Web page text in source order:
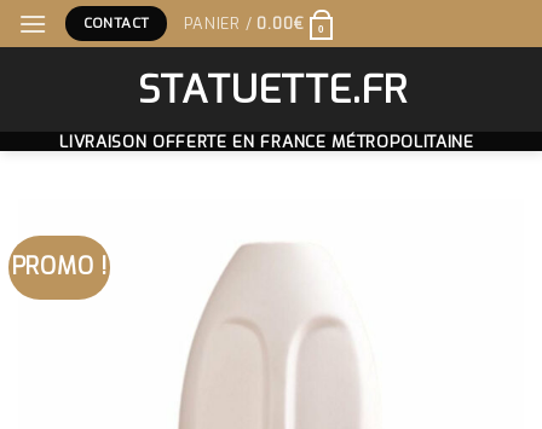
Skip
to
CONTACT PANIER / 0.00€ 0
STATUETTE.FR
LIVRAISON OFFERTE EN FRANCE MÉTROPOLITAINE
PROMO !